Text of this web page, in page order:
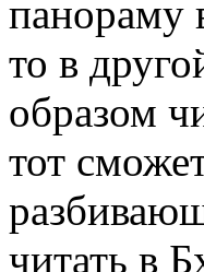
панораму
то в
образом
тот
читать в